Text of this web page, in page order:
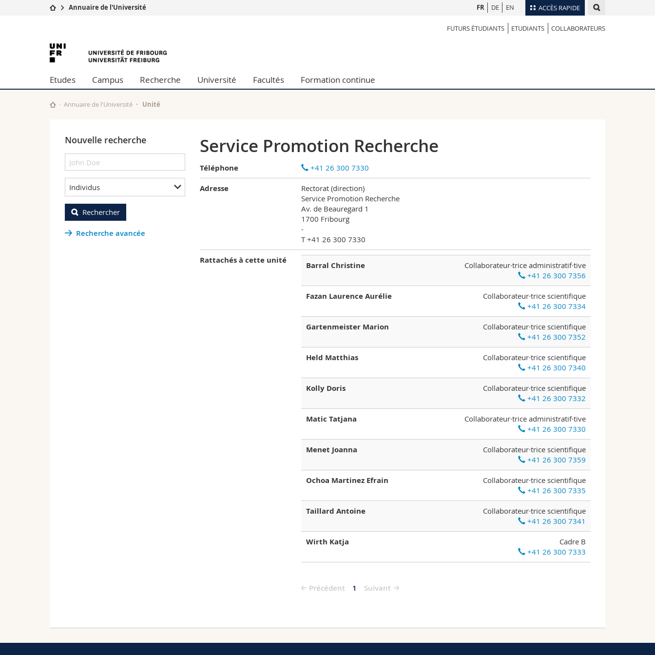
ACCÈS RAPIDE
Etudes
Campus
Université
Formation continue
Lettres et sciences humaines
Sciences de l'éducation et de la formation
Collaborateurs
Annuaire du personnel
Programme des cours
FR DE EN
Annuaire de l'Université
FUTURS ÉTUDIANTS ETUDIANTS COLLABORATEURS
University
of
Fribourg
Etudes Campus Recherche Université Facultés Formation continue
Annuaire de l'Université Unité
Nouvelle recherche
Individus
Rechercher
Recherche avancée
Service Promotion Recherche
Téléphone +41 26 300 7330
Adresse
Rectorat (direction)
Service Promotion Recherche
Av. de Beauregard 1
1700 Fribourg
-
T +41 26 300 7330
Rattachés à cette unité
Barral Christine
Collaborateur·trice administratif·tive
+41 26 300 7356
Fazan Laurence Aurélie
Collaborateur·trice scientifique
+41 26 300 7334
Gartenmeister Marion
Collaborateur·trice scientifique
+41 26 300 7352
Held Matthias
Collaborateur·trice scientifique
+41 26 300 7340
Kolly Doris
Collaborateur·trice scientifique
+41 26 300 7332
Matic Tatjana
Collaborateur·trice administratif·tive
+41 26 300 7330
Menet Joanna
Collaborateur·trice scientifique
+41 26 300 7359
Ochoa Martinez Efrain
Collaborateur·trice scientifique
+41 26 300 7335
Taillard Antoine
Collaborateur·trice scientifique
+41 26 300 7341
Wirth Katja
Cadre B
+41 26 300 7333
Précédent 1 Suivant